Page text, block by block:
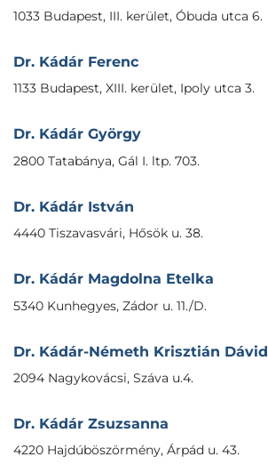
1033 Budapest, III. kerület, Óbuda utca 6.
Dr. Kádár Ferenc
1133 Budapest, XIII. kerület, Ipoly utca 3.
Dr. Kádár György
2800 Tatabánya, Gál I. ltp. 703.
Dr. Kádár István
4440 Tiszavasvári, Hősök u. 38.
Dr. Kádár Magdolna Etelka
5340 Kunhegyes, Zádor u. 11./D.
Dr. Kádár-Németh Krisztián Dávid
2094 Nagykovácsi, Száva u.4.
Dr. Kádár Zsuzsanna
4220 Hajdúböszörmény, Árpád u. 43.